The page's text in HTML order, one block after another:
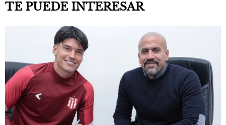
TE PUEDE INTERESAR